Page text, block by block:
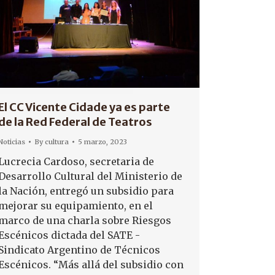
CC Vicente Cidade ya es parte
la Red Federal de Teatros
Bycultura 5 marzo, 2023
Cardoso, secretaria de
Cultural del Ministerio de
Nación, entregó un subsidio para
su equipamiento, en el
de una charla sobre Riesgos
dictada del SATE -
Argentino de Técnicos
“Más allá del subsidio con